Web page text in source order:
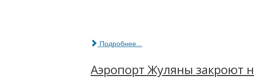
Подробнее...
Аэропорт Жуляны закроют